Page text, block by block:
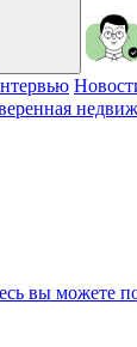
вы можете